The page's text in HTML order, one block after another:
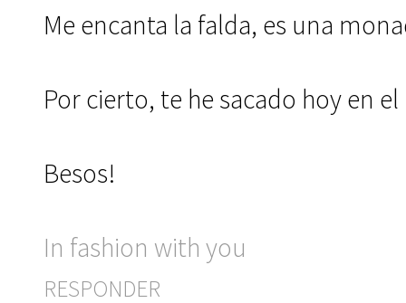
Me encanta la falda, es una
Por cierto, te he sacado hoy en
Besos!
In fashion with you
RESPONDER